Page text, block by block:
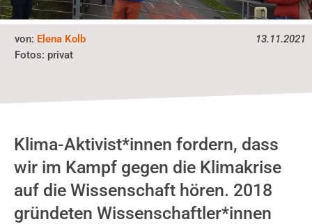
13.11.2021
von: Elena Kolb
Fotos: privat
Klima-Aktivist*innen fordern, dass
wir im Kampf gegen die Klimakrise
auf die Wissenschaft hören. 2018
gründeten Wissenschaftler*innen